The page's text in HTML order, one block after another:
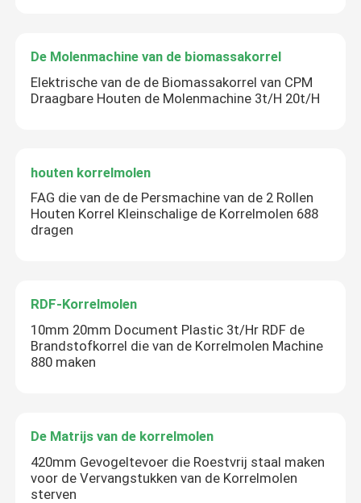
De Molenmachine van de biomassakorrel
Elektrische van de de Biomassakorrel van CPM
Draagbare Houten de Molenmachine 3t/H 20t/H
houten korrelmolen
FAG die van de de Persmachine van de 2 Rollen
Houten Korrel Kleinschalige de Korrelmolen 688
dragen
RDF-Korrelmolen
10mm 20mm Document Plastic 3t/Hr RDF de
Brandstofkorrel die van de Korrelmolen Machine
880 maken
De Matrijs van de korrelmolen
420mm Gevogeltevoer die Roestvrij staal maken
voor de Vervangstukken van de Korrelmolen
sterven